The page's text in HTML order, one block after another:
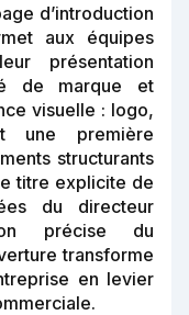
d’introduction
aux équipes
présentation
de marque et
visuelle : logo,
une première
structurants
titre explicite de
du directeur
précise du
transforme
en levier